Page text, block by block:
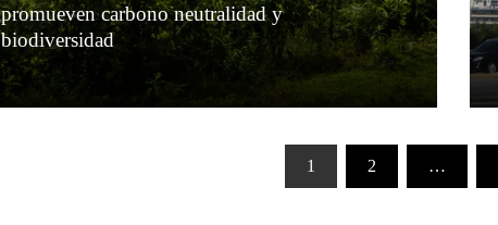
promueven carbono neutralidad y
biodiversidad
Leer más
1 2 …